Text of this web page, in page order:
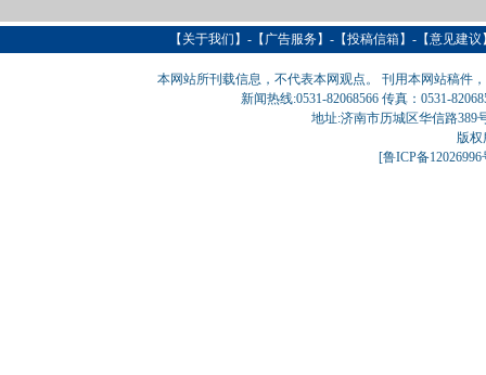
【 关于我们 】-【 广告服务】-【投稿信箱】-【意见建
本网站所刊载信息，不代表本网观点。 刊用本网站稿件
新闻热线:0531-82068566 传真：0531-
地址:济南市历城区华信路389
版
[鲁ICP备12026996